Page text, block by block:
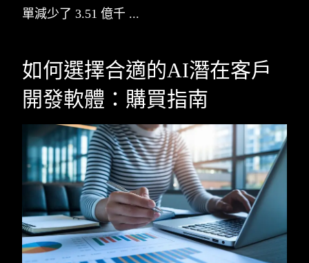
單減少了 3.51 億千 ...
如何選擇合適的AI潛在客戶
開發軟體：購買指南